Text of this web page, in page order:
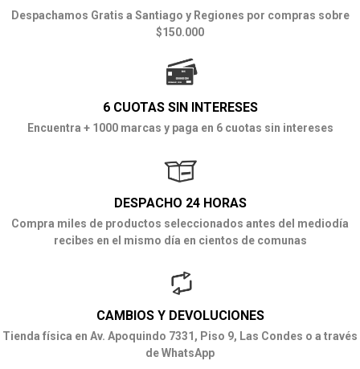
Despachamos Gratis a Santiago y Regiones por compras sobre
$150.000
6 CUOTAS SIN INTERESES
Encuentra + 1000 marcas y paga en 6 cuotas sin intereses
DESPACHO 24 HORAS
Compra miles de productos seleccionados antes del mediodía
recibes en el mismo día en cientos de comunas
CAMBIOS Y DEVOLUCIONES
Tienda física en Av. Apoquindo 7331, Piso 9, Las Condes o a través
de WhatsApp